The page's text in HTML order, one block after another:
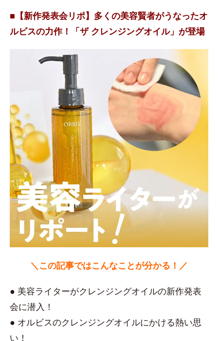
■【新作発表会リポ】多くの美容賢者がうなったオ
ルビスの力作！「ザ クレンジングオイル」が登場
＼この記事ではこんなことが分かる！／
● 美容ライターがクレンジングオイルの新作発表
会に潜入！
● オルビスのクレンジングオイルにかける熱い思
い！